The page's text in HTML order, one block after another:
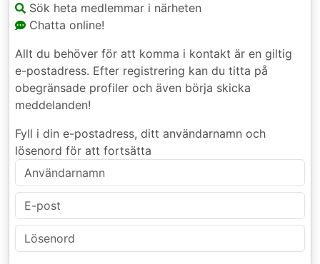
Sök heta medlemmar i närheten
Chatta online!
Allt du behöver för att komma i kontakt är en giltig
e-postadress. Efter registrering kan du titta på
obegränsade profiler och även börja skicka
meddelanden!
Fyll i din e-postadress, ditt användarnamn och
lösenord för att fortsätta